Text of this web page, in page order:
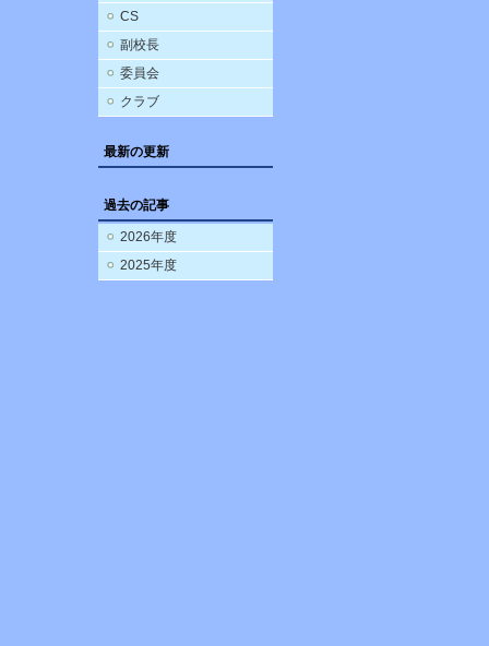
CS
副校長
委員会
クラブ
最新の更新
過去の記事
2026年度
2025年度